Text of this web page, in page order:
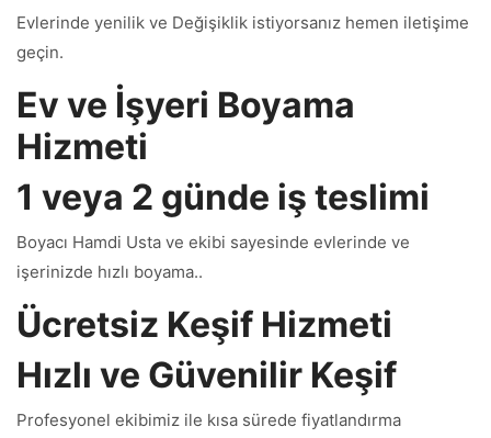
Evlerinde yenilik ve Değişiklik istiyorsanız hemen iletişime
geçin.
Ev ve İşyeri Boyama
Hizmeti
1 veya 2 günde iş teslimi
Boyacı Hamdi Usta ve ekibi sayesinde evlerinde ve
işerinizde hızlı boyama..
Ücretsiz Keşif Hizmeti
Hızlı ve Güvenilir Keşif
Profesyonel ekibimiz ile kısa sürede fiyatlandırma